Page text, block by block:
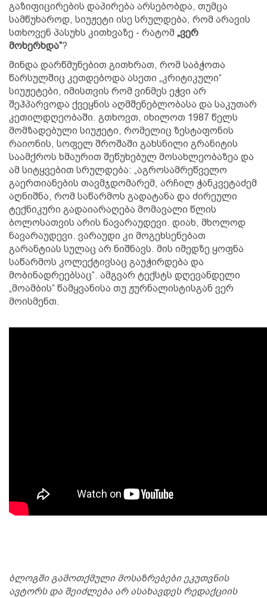
გაზიფიცირების დაპირება არსებობდა, თუმცა
სამწუხაროდ, სიუჟეტი ისე სრულდება, რომ არავის
სთხოვენ პასუხს კითხვაზე - რატომ „ვერ
მოხერხდა“?
მინდა დარწმუნებით გითხრათ, რომ საბჭოთა
წარსულშიც კეთდებოდა ასეთი „კრიტიკული“
სიუჟეტები, იმისთვის რომ ვინმეს ეჭვი არ
შეჰპარვოდა ქვეყნის აღმშენებლობასა და საკუთარ
კეთილდღეობაში. გთხოვთ, იხილოთ 1987 წელს
მომზადებული სიუჟეტი, რომელიც ზესტაფონის
რაიონის, სოფელ შროშაში გახსნილი გრანიტის
საამქროს ხმაურით შეწუხებულ მოსახლეობაზეა და
ამ სიტყვებით სრულდება: „აგროსამრეწველო
გაერთიანების თავმჯდომარემ, არჩილ ჭანკვეტაძემ
აღნიშნა, რომ საწარმოს გადატანა და ძირეული
ტექნიკური გადაიარაღება მომავალი წლის
ბოლოსათვის არის ნავარაუდევი. დიახ, მხოლოდ
ნავარაუდევი. ვარაუდი კი მოგეხსენებათ
გარანტიას სულაც არ ნიშნავს. მის იმედზე ყოფნა
საწარმოს კოლექტივსაც გაუჭირდება და
მობინადრეებსაც“. ამგვარ ტექსტს დღევანდელი
„მოამბის“ წამყვანისა თუ ჟურნალისტისგან ვერ
მოისმენთ.
ბლოგში გამოთქმული მოსაზრებები ეკუთვნის
ავტორს და შეიძლება არ ასახავდეს რედაქციის